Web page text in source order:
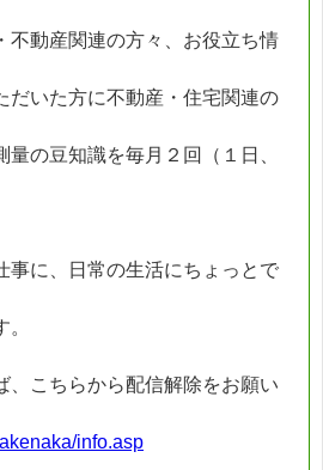
不動産関連の方々、お役立ち情
だいた方に不動産・住宅関連の
の豆知識を毎月２回（１日、
事に、日常の生活にちょっとで
、こちらから配信解除をお願い
info.asp